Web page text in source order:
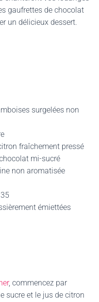
gaufrettes de chocolat
un délicieux dessert.
surgelées non
fraîchement pressé
mi-sucré
non aromatisée
émiettées
, commencez par
sucre et le jus de citron